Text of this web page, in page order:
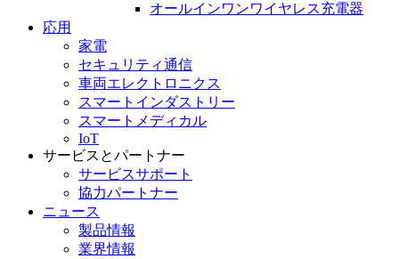
オールインワンワイヤレス充電器
応用
家電
セキュリティ通信
車両エレクトロニクス
スマートインダストリー
スマートメディカル
IoT
サービスとパートナー
サービスサポート
協力パートナー
ニュース
製品情報
業界情報